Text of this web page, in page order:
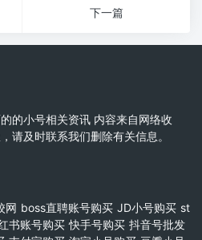
下一篇
的小号相关资讯 内容来自网络收
请及时联系我们删除有关信息。
网 boss直聘账号购买 JD小号购买 st
书账号购买 快手号购买 抖音号批发